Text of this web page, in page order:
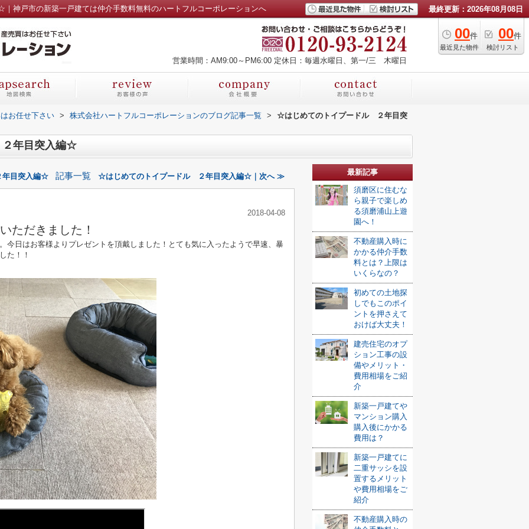
神戸市の新築一戸建ては仲介手数料無料のハートフルコーポレーションへ 最終更新：2026年08月08日
00件
最近見た物件
00件
検討リスト
営業時間：AM9:00～PM6:00 定休日：毎週水曜日、第一/三 木曜日
お任せ下さい > 株式会社ハートフルコーポレーションのブログ記事一覧 > ☆はじめてのトイプードル ２年目突
年目突入編☆
目突入編☆ 記事一覧 ☆はじめてのトイプードル ２年目突入編☆｜次へ ≫
2018-04-08
ただきました！
今日はお客様よりプレゼントを頂戴しました！とても気に入ったようで早速、暴
た！！
最新記事
須磨区に住むな
ら親子で楽しめ
る須磨浦山上遊
園へ！
不動産購入時に
かかる仲介手数
料とは？上限は
いくらなの？
初めての土地探
しでもこのポイ
ントを押さえて
おけば大丈夫！
建売住宅のオプ
ション工事の設
備やメリット・
費用相場をご紹
介
新築一戸建てや
マンション購入
購入後にかかる
費用は？
新築一戸建てに
二重サッシを設
置するメリット
や費用相場をご
紹介
不動産購入時の